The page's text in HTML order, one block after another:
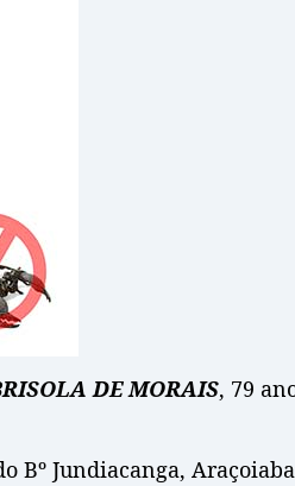
DE MORAIS, 79
Bº Jundiacanga,